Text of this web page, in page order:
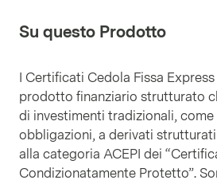
Su questo Prodotto
I Certificati Cedola Fissa
prodotto finanziario strutturato
di investimenti tradizionali, come
obbligazioni, a derivati
alla categoria ACEPI dei
Condizionatamente Protetto”.